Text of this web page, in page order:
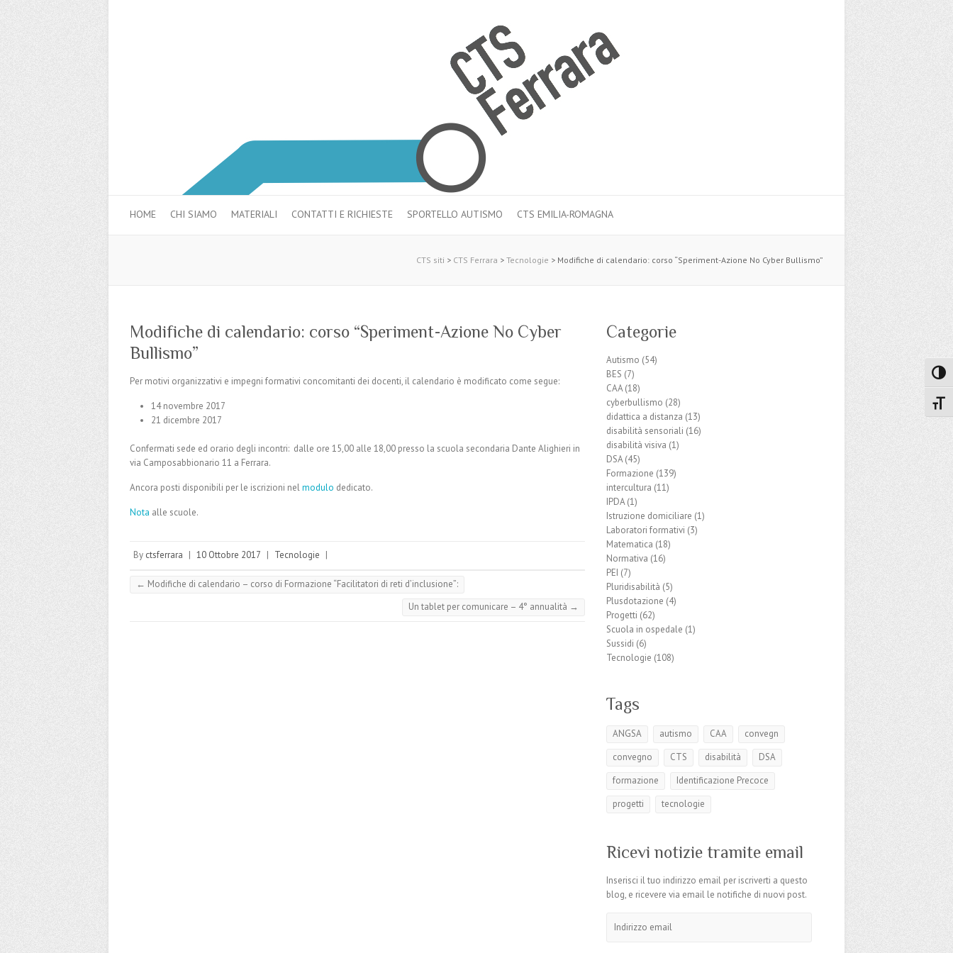
HOME CHI SIAMO MATERIALI CONTATTI E RICHIESTE SPORTELLO AUTISMO CTS EMILIA-ROMAGNA
CTS siti > CTS Ferrara > Tecnologie > Modifiche di calendario: corso “Speriment-Azione No Cyber Bullismo”
Modifiche di calendario: corso “Speriment-Azione No Cyber
Bullismo”
Per motivi organizzativi e impegni formativi concomitanti dei docenti, il calendario è modificato come segue:
14 novembre 2017
21 dicembre 2017
Confermati sede ed orario degli incontri: dalle ore 15,00 alle 18,00 presso la scuola secondaria Dante Alighieri in
via Camposabbionario 11 a Ferrara.
Ancora posti disponibili per le iscrizioni nelmodulo dedicato.
Nota alle scuole.
By ctsferrara | 10 Ottobre 2017 | Tecnologie |
← Modifiche di calendario – corso di Formazione “Facilitatori di reti d’inclusione”:
Un tablet per comunicare – 4° annualità →
Categorie
Autismo (54)
BES (7)
CAA(18)
cyberbullismo (28)
didattica a distanza (13)
disabilità sensoriali (16)
disabilità visiva (1)
DSA(45)
Formazione (139)
intercultura (11)
IPDA(1)
Istruzione domiciliare (1)
Laboratori formativi (3)
Matematica (18)
Normativa (16)
PEI (7)
Pluridisabilità (5)
Plusdotazione (4)
Progetti (62)
Scuola in ospedale (1)
Sussidi (6)
Tecnologie (108)
Tags
ANGSA autismo CAA
convegn
convegno
CTS disabilità
DSA
formazione
Identificazione Precoce
progetti
tecnologie
Ricevi notizie tramite email
Inserisci il tuo indirizzo email per iscriverti a questo
blog, e ricevere via email le notifiche di nuovi post.
email